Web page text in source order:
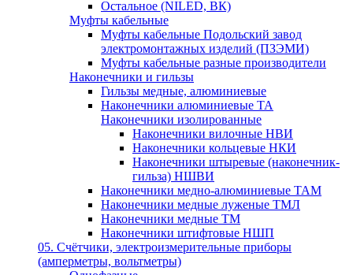
Остальное (NILED, ВК)
Муфты кабельные
Муфты кабельные Подольский завод
электромонтажных изделий (ПЗЭМИ)
Муфты кабельные разные производители
Наконечники и гильзы
Гильзы медные, алюминиевые
Наконечники алюминиевые ТА
Наконечники изолированные
Наконечники вилочные НВИ
Наконечники кольцевые НКИ
Наконечники штыревые (наконечник-
гильза) НШВИ
Наконечники медно-алюминиевые ТАМ
Наконечники медные луженые ТМЛ
Наконечники медные ТМ
Наконечники штифтовые НШП
05. Счётчики, электроизмерительные приборы
(амперметры, вольтметры)